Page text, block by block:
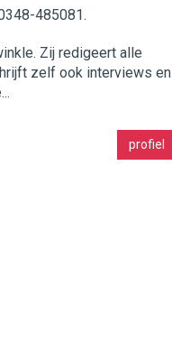
485081.
Zij redigeert alle
zelf ook interviews en
profiel